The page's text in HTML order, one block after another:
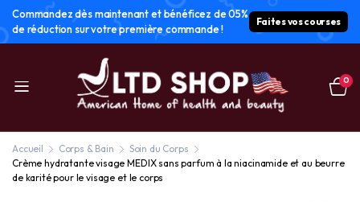
Commandez dès maintenant et bénéficez de 05%
de réduction sur votre première commande !
Faites vos courses
0
Accueil Corps & Bain
Soin du Corps
Crème hydratante visage MEDIX sans parfum à la niacinamide et au beurre
de karité pour le visage et le corps